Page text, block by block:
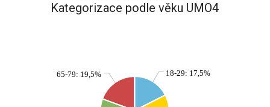
Kategorizace podle věku UMO4
18-29: 17,5%
65-79: 19,5%